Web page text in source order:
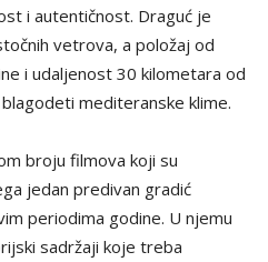
i autentičnost. Draguć je
vetrova, a položaj od
i udaljenost 30 kilometara od
mediteranske klime.
broju filmova koji su
jedan predivan gradić
periodima godine. U njemu
sadržaji koje treba